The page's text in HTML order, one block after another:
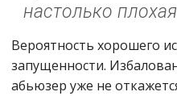
настолько
Вероятность хорошего
запущенности.
абьюзер уже не